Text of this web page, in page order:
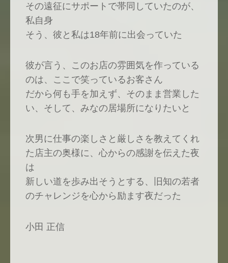
その遠征にサポートで帯同していたのが、
私自身
そう、彼と私は18年前に出会っていた
彼が言う、このお店の雰囲気を作っている
のは、ここで笑っているお客さん
だから何も手を加えず、そのまま営業した
い、そして、みなの居場所になりたいと
次男に仕事の楽しさと厳しさを教えてくれ
た店主の奥様に、心からの感謝を伝えた夜
は
新しい道を歩み出そうとする、旧知の若者
のチャレンジを心から励ます夜だった
小田 正信